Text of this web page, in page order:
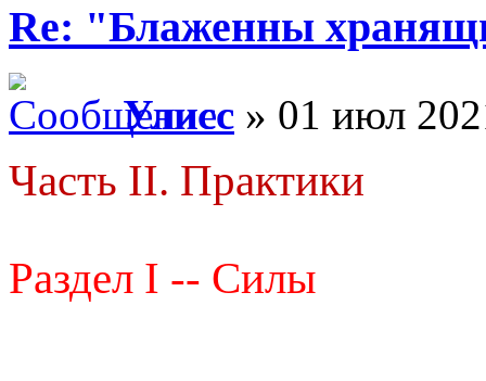
Re: "Блаженны
Улисс » 01 июл
Часть II. Практики
Раздел I -- Силы